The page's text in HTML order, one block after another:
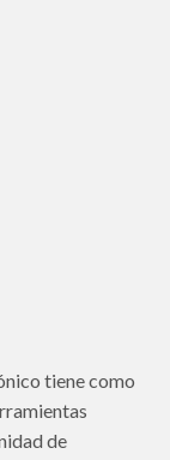
tiene como
de